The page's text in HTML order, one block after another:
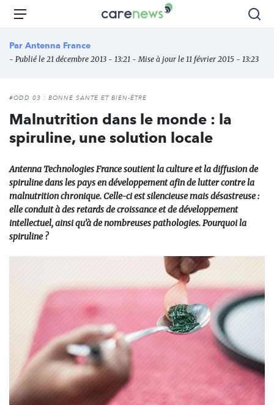
Aller
principal
Carenews,
des
l'engagement
Menu
Par Antenna France
- Publié le 21 décembre 2013 - 13:21 - Mise à jour le 11 février 2015 - 13:23
#ODD 03 : BONNE SANTÉ ET BIEN-ÊTRE
Malnutrition dans le monde : la
spiruline, une solution locale
Antenna Technologies France soutient la culture et la diffusion de
spiruline dans les pays en développement afin de lutter contre la
malnutrition chronique. Celle-ci est silencieuse mais désastreuse :
elle conduit à des retards de croissance et de développement
intellectuel, ainsi qu’à de nombreuses pathologies. Pourquoi la
spiruline ?